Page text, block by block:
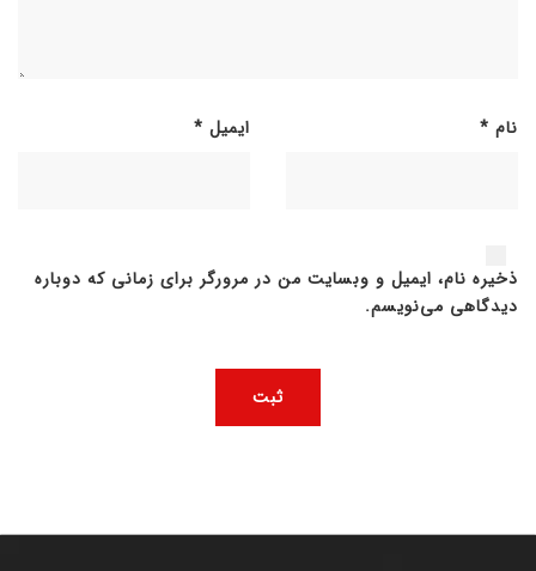
نام * ایمیل *
ذخیره نام، ایمیل و وبسایت من در مرورگر برای زمانی که دوباره
دیدگاهی می‌نویسم.